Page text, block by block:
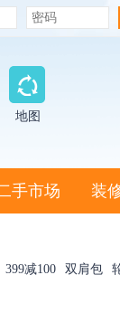
地图
手市场 装
399减100 双肩包